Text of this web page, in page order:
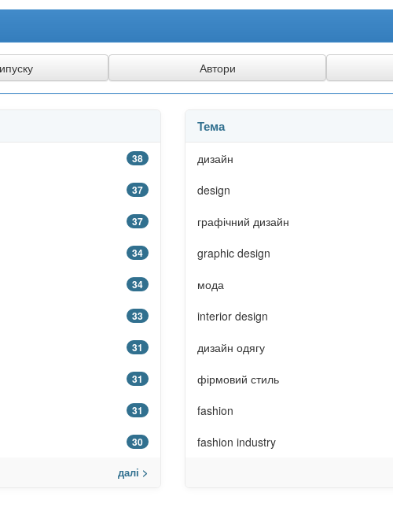
38
37
37
34
34
33
31
31
31
30
далі >
Тема
дизайн
design
графічний дизайн
graphic design
мода
interior design
дизайн одягу
фірмовий стиль
fashion
fashion industry